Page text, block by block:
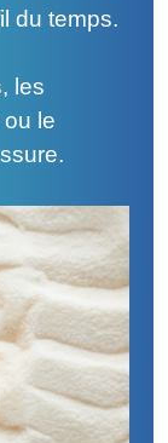
du temps.
les
le